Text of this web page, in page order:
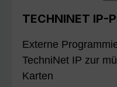
TECHNINET IP-
Externe
TechniNet IP zur
Karten